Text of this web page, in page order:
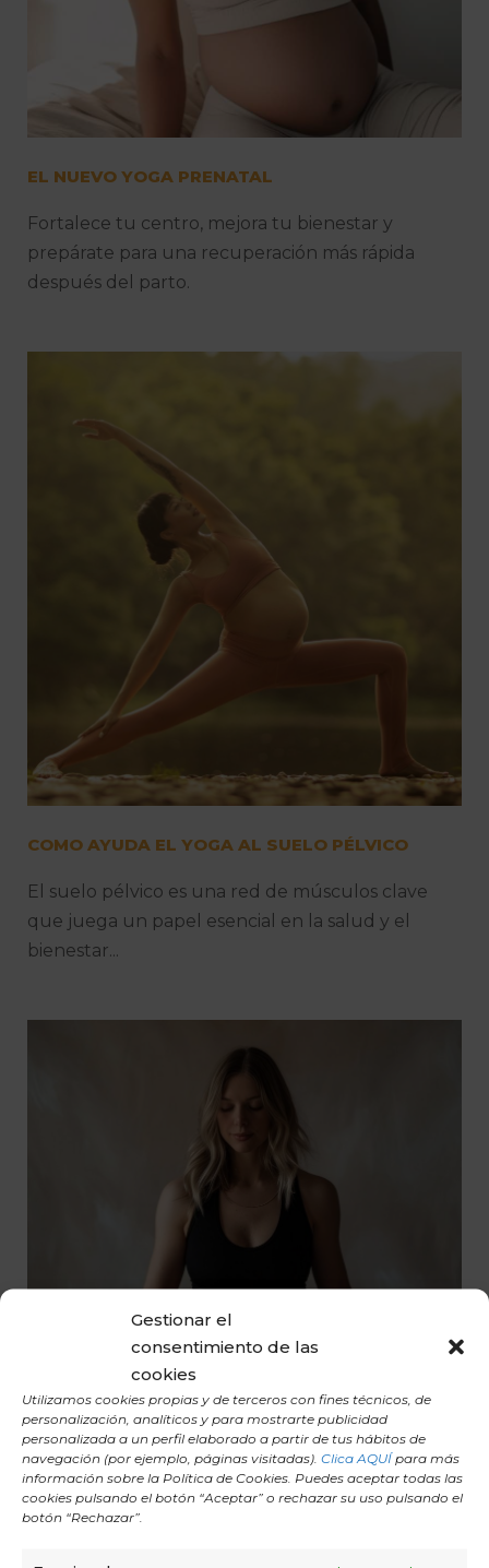
Gestionar el
consentimiento de las
cookies
Utilizamos cookies propias y de terceros con fines técnicos, de
personalización, analíticos y para mostrarte publicidad
personalizada a un perfil elaborado a partir de tus hábitos de
navegación (por ejemplo, páginas visitadas). Clica AQUÍpara más
información sobre la Política de Cookies. Puedes aceptar todas las
cookies pulsando el botón “Aceptar” o rechazar su uso pulsando el
botón “Rechazar”.
EL NUEVO YOGA PRENATAL
Fortalece tu centro, mejora tu bienestar y
prepárate para una recuperación más rápida
después del parto.
COMO AYUDA EL YOGA AL SUELO PÉLVICO
El suelo pélvico es una red de músculos clave
que juega un papel esencial en la salud y el
bienestar...
6 POSTURAS RESTAURATIVAS DE YOGA